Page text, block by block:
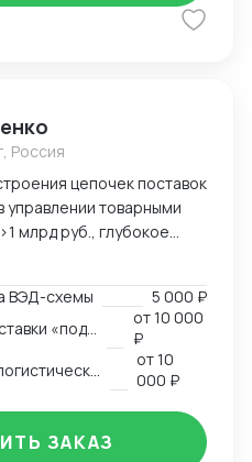
Россия
цепочек поставок
управлении товарными
млрд руб., глубокое
закупок.
полного
поставщика до
— Работа с китайскими
контроль качества,
подбор
документов —
поиск брокеров, расчёт
— Расчёт
ВЭД-схемы
5 000 ₽
от10 000
₽
от10
000 ₽
ЗАКАЗ